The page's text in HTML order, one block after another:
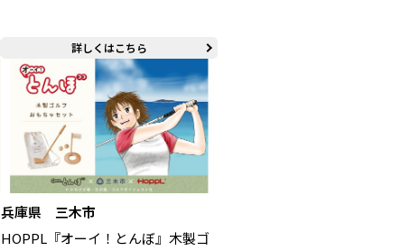
詳しくはこちら
兵庫県 三木市
HOPPL『オーイ！とんぼ』木製ゴ